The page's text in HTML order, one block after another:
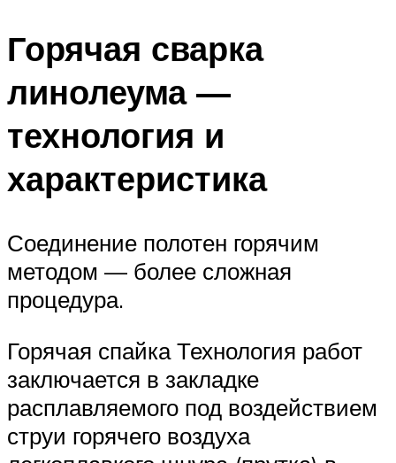
Горячая сварка
линолеума —
технология и
характеристика
Соединение полотен горячим
методом — более сложная
процедура.
Горячая спайка Технология работ
заключается в закладке
расплавляемого под воздействием
струи горячего воздуха